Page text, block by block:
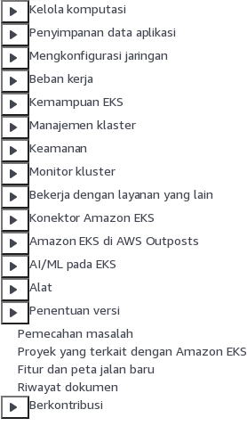
Kelola komputasi
Penyimpanan data aplikasi
Mengkonfigurasi jaringan
Beban kerja
Kemampuan EKS
Manajemen klaster
Keamanan
Monitor kluster
Bekerja dengan layanan yang lain
Konektor Amazon EKS
Amazon EKS di AWS Outposts
AI/ML pada EKS
Alat
Penentuan versi
Pemecahan masalah
Proyek yang terkait dengan Amazon EKS
Fitur dan peta jalan baru
Riwayat dokumen
Berkontribusi